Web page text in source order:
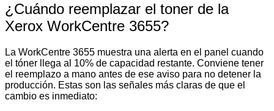
¿Cuándo reemplazar el toner de la
Xerox WorkCentre 3655?
La WorkCentre 3655 muestra una alerta en el panel cuando
el tóner llega al 10% de capacidad restante. Conviene tener
el reemplazo a mano antes de ese aviso para no detener la
producción. Estas son las señales más claras de que el
cambio es inmediato: